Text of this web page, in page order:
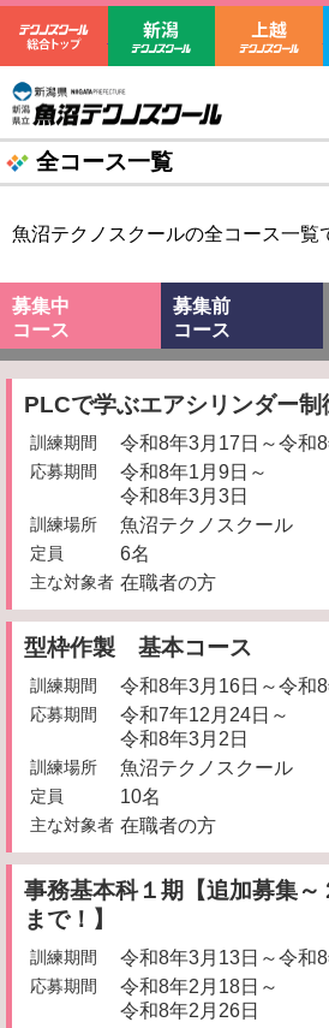
テクノスクール総合トップ
新潟テクノ
新潟県立魚
全コース一覧
魚沼テクノスクールの全コース一覧
募集中
コース
募集前
コース
PLCで学ぶエアシリンダー制
訓練期間 令和8年3月17日～令和
応募期間
令和8年1月9日～
令和8年3月3日
訓練場所 魚沼テクノスクール
定員 6名
主な対象者 在職者の方
型枠作製 基本コース
訓練期間 令和8年3月16日～令和
応募期間
令和7年12月24日～
令和8年3月2日
訓練場所 魚沼テクノスクール
定員 10名
主な対象者 在職者の方
事務基本科１期【追加募集～
まで！】
訓練期間 令和8年3月13日～令和
応募期間
令和8年2月18日～
令和8年2月26日